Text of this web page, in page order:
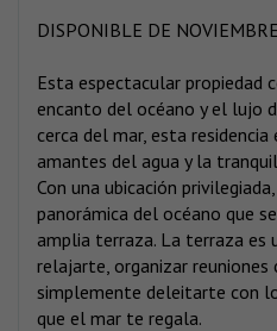
DISPONIBLE DE NOVIEMBRE
Esta espectacular propiedad
encanto del océano y el lujo
cerca del mar, esta
amantes del agua y la
Con una ubicación
panorámica del océano que
amplia terraza. La terraza es
relajarte, organizar
simplemente deleitarte con
que el mar te regala.